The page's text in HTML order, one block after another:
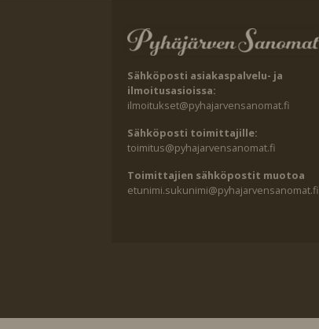
Sähköposti asiakaspalvelu- ja
ilmoitusasioissa:
ilmoitukset@pyhajarvensanomat.fi
Sähköposti toimittajille:
toimitus@pyhajarvensanomat.fi
Toimittajien sähköpostit muotoa
etunimi.sukunimi@pyhajarvensanomat.fi